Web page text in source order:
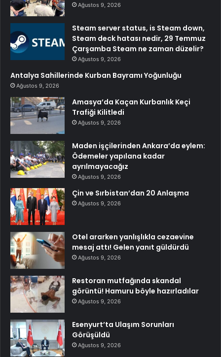
Ağustos 9, 2026
Steam server status, is Steam down,
Steam deck hatası nedir, 29 Temmuz
Çarşamba Steam ne zaman düzelir?
Ağustos 9, 2026
Antalya Sahillerinde Kurban Bayramı Yoğunluğu
Ağustos 9, 2026
Amasya’da Kaçan Kurbanlık Keçi
Trafiği Kilitledi
Ağustos 9, 2026
Maden işçilerinden Ankara’da eylem:
Ödemeler yapılana kadar
ayrılmayacağız
Ağustos 9, 2026
Çin ve Sırbistan’dan 20 Anlaşma
Ağustos 9, 2026
Otel ararken yanlışlıkla cezaevine
mesaj attı! Gelen yanıt güldürdü
Ağustos 9, 2026
Restoran mutfağında skandal
görüntü! Hamuru böyle hazırladılar
Ağustos 9, 2026
Esenyurt’ta Ulaşım Sorunları
Görüşüldü
Ağustos 9, 2026